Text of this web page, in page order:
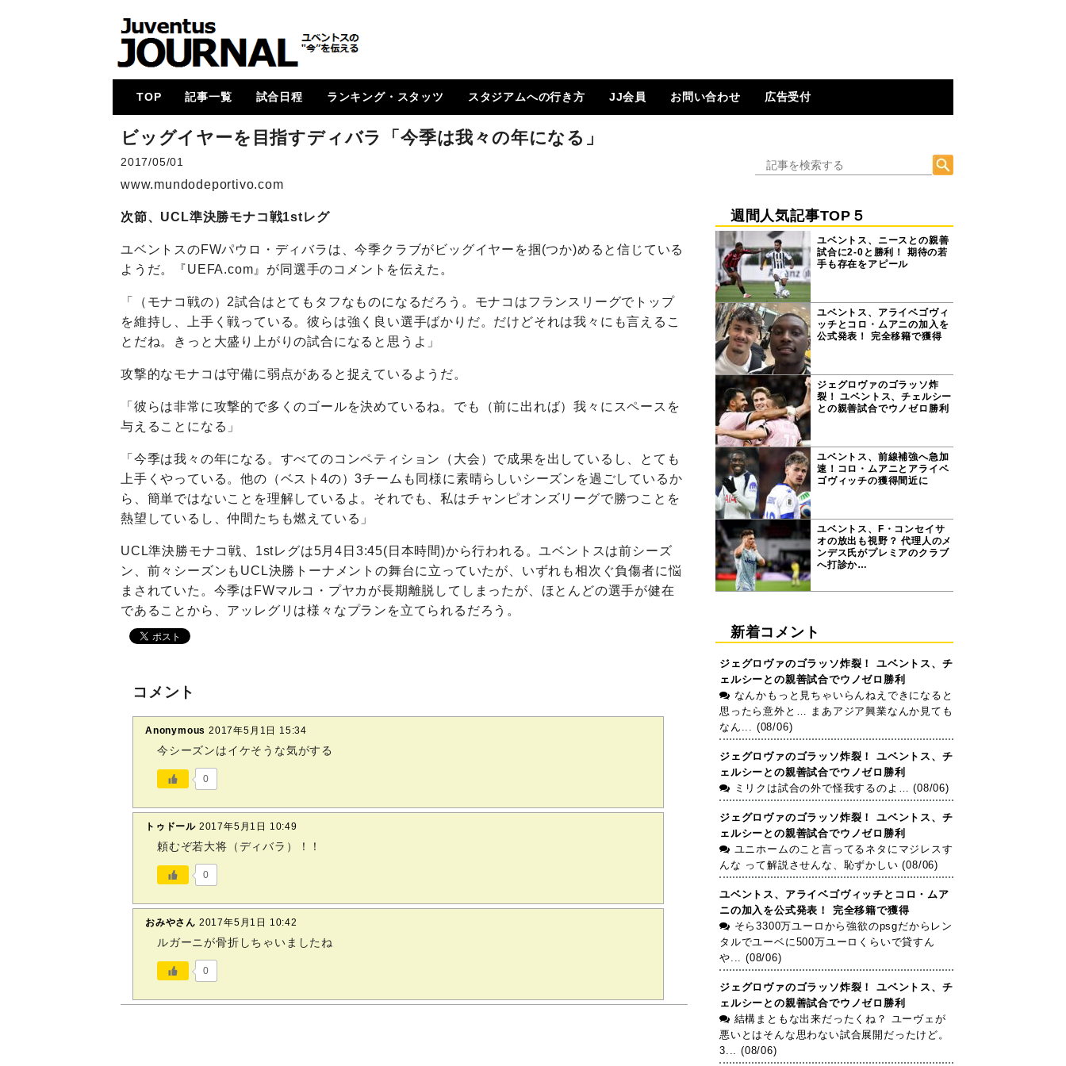
TOP 記事一覧
メイン
コラム
特集
メルカート
動画
試合レビュー
招集メンバー
UCL
U23・下部組織・
Women
カルチョ全般
試合日程
2017-18
2018-19
2019-20
2020-21
2021-22
2022-23
2023-24
2024-25
ランキング・スタッツ
各国順位表
次節 日程一覧
ゴールランキング
スタジアムへの行き方
はじめに
How To Go ?
JJ会員 お問い合わせ 広告受付
ビッグイヤーを目指すディバラ「今季は我々の年になる」
2017/05/01
www.mundodeportivo.com
次節、UCL準決勝モナコ戦1stレグ
ユベントスのFWパウロ・ディバラは、今季クラブがビッグイヤーを掴(つか)めると信じている
ようだ。『UEFA.com』が同選手のコメントを伝えた。
「（モナコ戦の）2試合はとてもタフなものになるだろう。モナコはフランスリーグでトップ
を維持し、上手く戦っている。彼らは強く良い選手ばかりだ。だけどそれは我々にも言えるこ
とだね。きっと大盛り上がりの試合になると思うよ」
攻撃的なモナコは守備に弱点があると捉えているようだ。
「彼らは非常に攻撃的で多くのゴールを決めているね。でも（前に出れば）我々にスペースを
与えることになる」
「今季は我々の年になる。すべてのコンペティション（大会）で成果を出しているし、とても
上手くやっている。他の（ベスト4の）3チームも同様に素晴らしいシーズンを過ごしているか
ら、簡単ではないことを理解しているよ。それでも、私はチャンピオンズリーグで勝つことを
熱望しているし、仲間たちも燃えている」
UCL準決勝モナコ戦、1stレグは5月4日3:45(日本時間)から行われる。ユベントスは前シーズ
ン、前々シーズンもUCL決勝トーナメントの舞台に立っていたが、いずれも相次ぐ負傷者に悩
まされていた。今季はFWマルコ・プヤカが長期離脱してしまったが、ほとんどの選手が健在
であることから、アッレグリは様々なプランを立てられるだろう。
コメント
Anonymous 2017年5月1日 15:34
今シーズンはイケそうな気がする
0
トゥドール 2017年5月1日 10:49
頼むぞ若大将（ディバラ）！！
0
おみやさん 2017年5月1日 10:42
ルガーニが骨折しちゃいましたね
0
週間人気記事TOP５
ユベントス、ニースとの親善
試合に2-0と勝利！ 期待の若
手も存在をアピール
ユベントス、アライベゴヴィ
ッチとコロ・ムアニの加入を
公式発表！ 完全移籍で獲得
ジェグロヴァのゴラッソ炸
裂！ ユベントス、チェルシー
との親善試合でウノゼロ勝利
ユベントス、前線補強へ急加
速！コロ・ムアニとアライベ
ゴヴィッチの獲得間近に
ユベントス、F・コンセイサ
オの放出も視野？ 代理人のメ
ンデス氏がプレミアのクラブ
へ打診か…
新着コメント
ジェグロヴァのゴラッソ炸裂！ ユベントス、チ
ェルシーとの親善試合でウノゼロ勝利
なんかもっと見ちゃいらんねえできになると
思ったら意外と… まあアジア興業なんか見ても
なん... (08/06)
ジェグロヴァのゴラッソ炸裂！ ユベントス、チ
ェルシーとの親善試合でウノゼロ勝利
ミリクは試合の外で怪我するのよ… (08/06)
ジェグロヴァのゴラッソ炸裂！ ユベントス、チ
ェルシーとの親善試合でウノゼロ勝利
ユニホームのこと言ってるネタにマジレスす
んな って解説させんな、恥ずかしい (08/06)
ユベントス、アライベゴヴィッチとコロ・ムア
ニの加入を公式発表！ 完全移籍で獲得
そら3300万ユーロから強欲のpsgだからレン
タルでユーベに500万ユーロくらいで貸すん
や... (08/06)
ジェグロヴァのゴラッソ炸裂！ ユベントス、チ
ェルシーとの親善試合でウノゼロ勝利
結構まともな出来だったくね？ ユーヴェが
悪いとはそんな思わない試合展開だったけど。
3... (08/06)